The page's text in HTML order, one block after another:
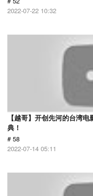
2022-07-22 10:32
【越哥】开创先河的台湾
典！
# 58
2022-07-14 05:11